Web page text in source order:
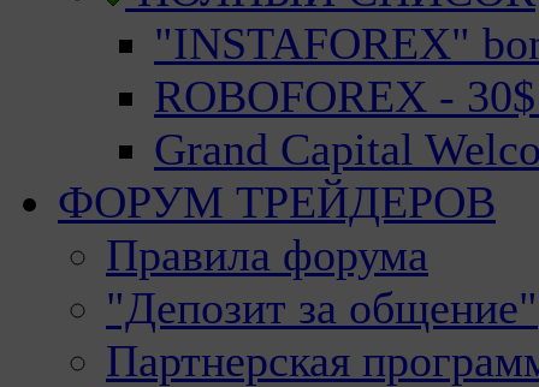
"INSTAFOREX"
ROBOFOREX -
Grand Capital
ФОРУМ ТРЕЙДЕРОВ
Правила форума
"Депозит за общение"
Партнерская